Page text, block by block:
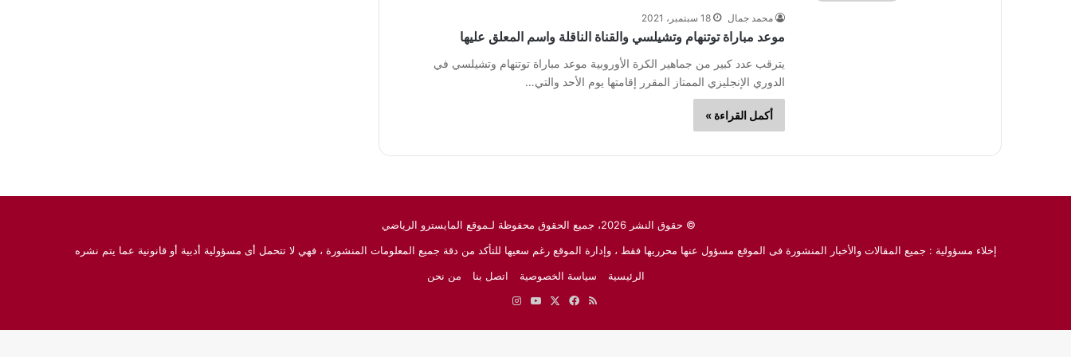
محمد جمال 18 سبتمبر، 2021
موعد مباراة توتنهام وتشيلسي والقناة الناقلة واسم المعلق عليها
يترقب عدد كبير من جماهير الكرة الأوروبية موعد مباراة توتنهام وتشيلسي في
الدوري الإنجليزي الممتاز المقرر إقامتها يوم الأحد والتي…
أكمل القراءة »
© حقوق النشر 2026، جميع الحقوق محفوظة لـموقع المايسترو الرياضي
إخلاء مسؤولية : جميع المقالات والأخبار المنشورة فى الموقع مسؤول عنها محرريها فقط ، وإدارة الموقع رغم سعيها للتأكد من دقة جميع المعلومات المنشورة ، فهي لا تتحمل أى مسؤولية أدبية أو قانونية عما يتم نشره
الرئيسية
سياسة الخصوصية اتصل بنا
من نحن
ملخصفيسبوك ‫YouTubeانستقرام